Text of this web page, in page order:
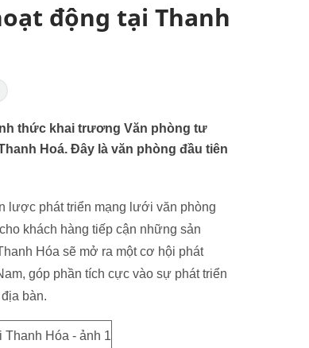
động tại Thanh
thức khai trương Văn phòng tư
Hoá. Đây là văn phòng đầu tiên
lược phát triển mạng lưới văn phòng
khách hàng tiếp cận những sản
Hóa sẽ mở ra một cơ hội phát
góp phần tích cực vào sự phát triển
bàn.